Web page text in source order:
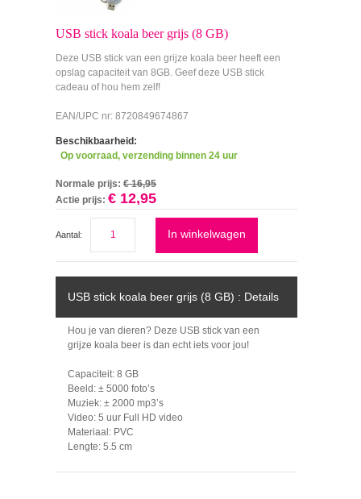
USB stick koala beer grijs (8 GB)
Deze USB stick van een grijze koala beer heeft een
opslag capaciteit van 8GB. Geef deze USB stick
cadeau of hou hem zelf!
EAN/UPC nr: 8720849674867
Beschikbaarheid:
Op voorraad, verzending binnen 24 uur
Normale prijs: € 16,95
Actie prijs: € 12,95
Aantal: In winkelwagen
USB stick koala beer grijs (8 GB) : Details
Hou je van dieren? Deze USB stick van een
grijze koala beer is dan echt iets voor jou!
Capaciteit: 8 GB
Beeld: ± 5000 foto’s
Muziek: ± 2000 mp3’s
Video: 5 uur Full HD video
Materiaal: PVC
Lengte: 5.5 cm